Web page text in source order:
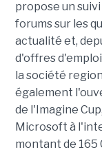
propose un
forums sur les
actualité et,
d'offres
la société
également
de l'Imagine
Microsoft à
montant de